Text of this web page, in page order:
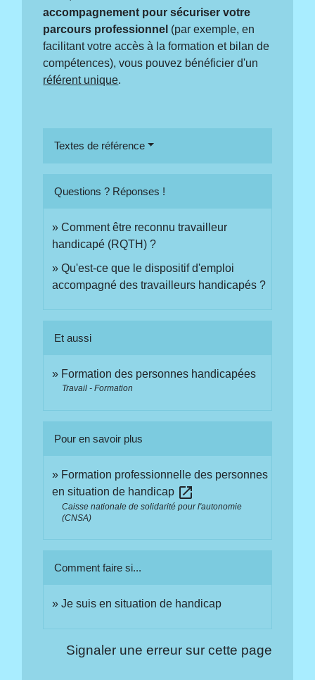
accompagnement pour sécuriser votre
parcours professionnel (par exemple, en
facilitant votre accès à la formation et bilan de
compétences), vous pouvez bénéficier d'un
référent unique.
Textes de référence
Questions ? Réponses !
Comment être reconnu travailleur
handicapé (RQTH) ?
Qu'est-ce que le dispositif d'emploi
accompagné des travailleurs handicapés ?
Et aussi
Formation des personnes handicapées
Travail - Formation
Pour en savoir plus
Formation professionnelle des personnes
en situation de handicap open_in_new
Caisse nationale de solidarité pour l'autonomie
(CNSA)
Comment faire si...
Je suis en situation de handicap
Signaler une erreur sur cette page